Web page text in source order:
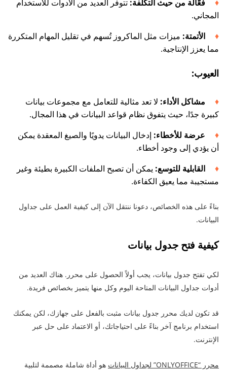
فعّالة من حيث التكلفة: تتوفر العديد من الأدوات للاستخدام
المجاني.
الأتمتة: ميزات مثل الماكروز تُسهم في تقليل المهام المتكررة
مما يعزز الإنتاجية.
العيوب:
مشاكل الأداء: لا تعد مثالية للتعامل مع مجموعات بيانات
كبيرة جدًا، حيث يتفوق نظام قواعد البيانات في هذا المجال.
عرضة للأخطاء: إدخال البيانات يدويًا والصيغ المعقدة يمكن
أن يؤدي إلى وجود أخطاء.
القابلية للتوسع: يمكن أن تصبح الملفات الكبيرة بطيئة وغير
مستجيبة مما يعيق الكفاءة.
بناءً على هذه الخصائص، دعونا ننتقل الآن إلى كيفية العمل على جداول
البيانات.
كيفية فتح جدول بيانات
لكي تفتح جدول بيانات، يجب أولاً الحصول على محرر. هناك العديد من
أدوات جداول البيانات المتاحة اليوم وكل منها يتميز بخصائص فريدة.
قد تكون لديك محرر جدول بيانات مثبت بالفعل على جهازك، لكن يمكنك
استخدام برنامج آخر بناءً على احتياجاتك، أو الاعتماد على حل عبر
الإنترنت.
محرر “ONLYOFFICE” لجداول البيانات
هو أداة شاملة مصممة لتلبية